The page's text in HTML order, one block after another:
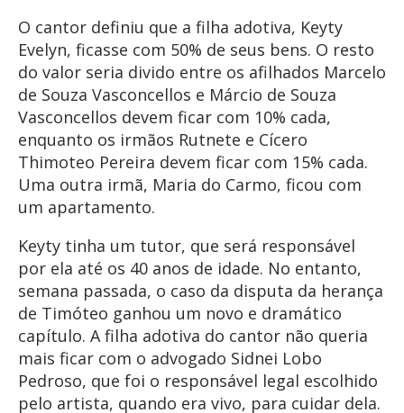
O cantor definiu que a filha adotiva, Keyty
Evelyn, ficasse com 50% de seus bens. O resto
do valor seria divido entre os afilhados Marcelo
de Souza Vasconcellos e Márcio de Souza
Vasconcellos devem ficar com 10% cada,
enquanto os irmãos Rutnete e Cícero
Thimoteo Pereira devem ficar com 15% cada.
Uma outra irmã, Maria do Carmo, ficou com
um apartamento.
Keyty tinha um tutor, que será responsável
por ela até os 40 anos de idade. No entanto,
semana passada, o caso da disputa da herança
de Timóteo ganhou um novo e dramático
capítulo. A filha adotiva do cantor não queria
mais ficar com o advogado Sidnei Lobo
Pedroso, que foi o responsável legal escolhido
pelo artista, quando era vivo, para cuidar dela.